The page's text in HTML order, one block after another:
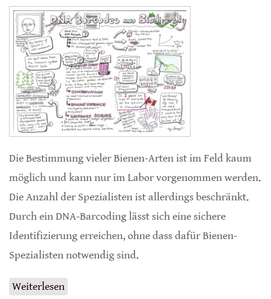
Die Bestimmung vieler Bienen-Arten ist im Feld kaum
möglich und kann nur im Labor vorgenommen werden.
Die Anzahl der Spezialisten ist allerdings beschränkt.
Durch ein DNA-Barcoding lässt sich eine sichere
Identifizierung erreichen, ohne dass dafür Bienen-
Spezialisten notwendig sind.
Weiterlesen